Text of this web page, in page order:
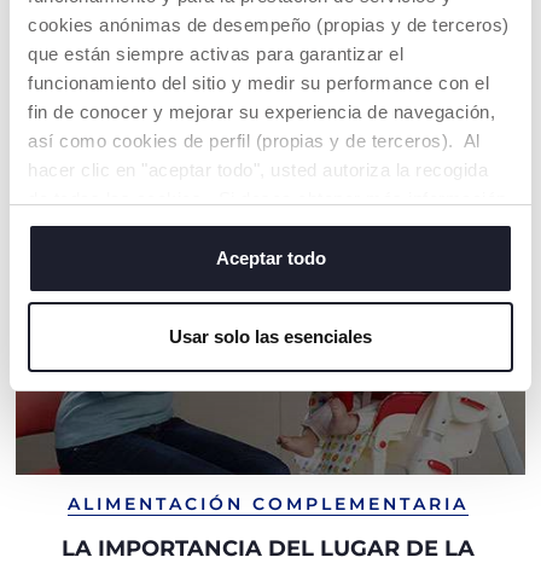
cookies anónimas de desempeño (propias y de terceros)
que están siempre activas para garantizar el
funcionamiento del sitio y medir su performance con el
fin de conocer y mejorar su experiencia de navegación,
así como cookies de perfil (propias y de terceros). Al
hacer clic en "aceptar todo", usted autoriza la recogida
o cambiar o revocar el consentimiento de todas o
algunas cookies, haga clic en "mostrar detalles". Al
cerrar este banner, usted consiente en utilizar
servicio solicitado.
Aceptar todo
Usar solo las esenciales
NUESTRO CONSEJOS
ALIMENTACIÓN COMPLEMENTARIA
LA IMPORTANCIA DEL LUGAR DE LA